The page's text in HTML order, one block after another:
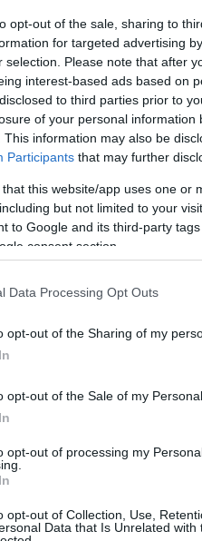
opt-out of the sale, sharing to
for targeted advertising
selection. Please note that after
interest-based ads based on
to third parties prior to
of your personal information
This information may also be
Participants that may further
that this website/app uses one or
but not limited to your
to Google and its third-party
consent section.
Data Processing Opt Outs
opt-out of the Sharing of my
opt-out of the Sale of my Personal
opt-out of processing my
opt-out of Collection, Use,
Data that Is Unrelated
ezzel a forgalomban
mélyponton a
ugyanakkor azt is
ellenére- sokkal
a gépjármű
érte el a 126
ilyen kevés